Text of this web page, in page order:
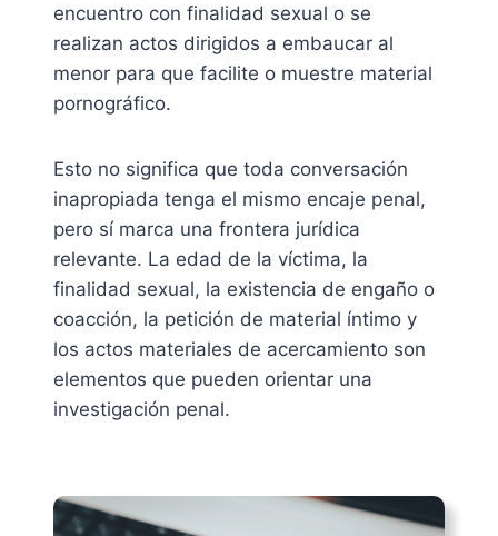
encuentro con finalidad sexual o se
realizan actos dirigidos a embaucar al
menor para que facilite o muestre material
pornográfico.
Esto no significa que toda conversación
inapropiada tenga el mismo encaje penal,
pero sí marca una frontera jurídica
relevante. La edad de la víctima, la
finalidad sexual, la existencia de engaño o
coacción, la petición de material íntimo y
los actos materiales de acercamiento son
elementos que pueden orientar una
investigación penal.